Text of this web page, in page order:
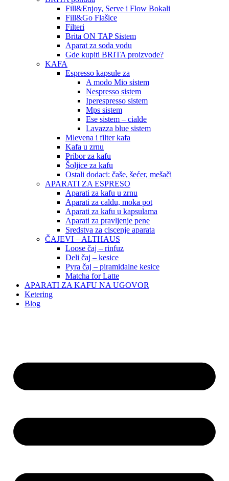
Fill&Enjoy, Serve i Flow Bokali
Fill&Go Flašice
Filteri
Brita ON TAP Sistem
Aparat za soda vodu
Gde kupiti BRITA proizvode?
KAFA
Espresso kapsule za
A modo Mio sistem
Nespresso sistem
Iperespresso sistem
Mps sistem
Ese sistem – cialde
Lavazza blue sistem
Mlevena i filter kafa
Kafa u zrnu
Pribor za kafu
Šoljice za kafu
Ostali dodaci: čaše, šećer, mešači
APARATI ZA ESPRESO
Aparati za kafu u zrnu
Aparati za caldu, moka pot
Aparati za kafu u kapsulama
Aparati za pravljenje pene
Sredstva za ciscenje aparata
ČAJEVI – ALTHAUS
Loose čaj – rinfuz
Deli čaj – kesice
Pyra čaj – piramidalne kesice
Matcha for Latte
APARATI ZA KAFU NA UGOVOR
Ketering
Blog